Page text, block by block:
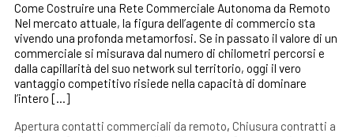
Come Costruire una Rete Commerciale Autonoma da Remoto
Nel mercato attuale, la figura dell’agente di commercio sta
vivendo una profonda metamorfosi. Se in passato il valore di un
commerciale si misurava dal numero di chilometri percorsi e
dalla capillarità del suo network sul territorio, oggi il vero
vantaggio competitivo risiede nella capacità di dominare
l’intero […]
Apertura contatti commerciali da remoto, Chiusura contratti a